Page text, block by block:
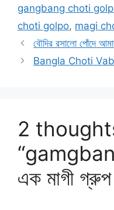
gangbang choti
choti golpo, magi
বৌদির রসালো পোঁদে
Bangla Choti Vabi
2
এক মাগী গ্রুপ